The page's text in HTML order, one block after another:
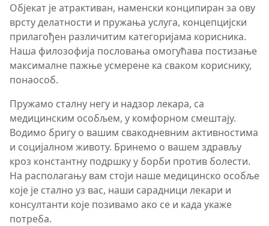
Објекат је атрактиван, наменски конципиран за ову
врсту делатности и пружања услуга, концепцијски
прилагођен различитим категоријама корисника.
Наша филозофија пословања омогућава постизање
максималне пажње усмерене ка сваком кориснику,
понаособ.
Пружамо сталну негу и надзор лекара, са
медицинским особљем, у комфорном смештају.
Водимо бригу о вашим свакодневним активностима
и социјалном животу. Бринемо о вашем здрављу
кроз константну подршку у борби против болести.
На располагању вам стоји наше медицинско особље
које је стално уз вас, наши сарадници лекари и
консултанти које позивамо ако се и када укаже
потреба.